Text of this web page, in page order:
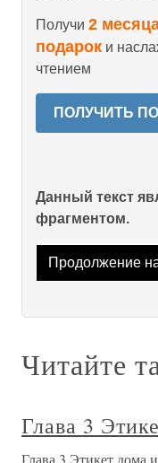
Получи 2
подарок и
чтением
ПОЛУЧИТЬ
Данный текст
фрагментом.
Продолжение
Читайте
Глава 3